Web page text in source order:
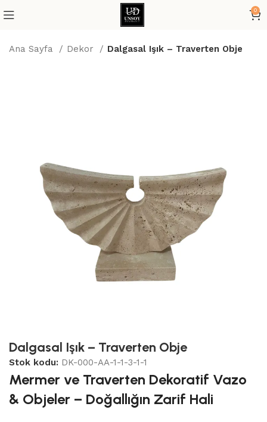
0
Ana Sayfa Dekor Dalgasal Işık – Traverten Obje
Dalgasal Işık – Traverten Obje
Stok kodu: DK-000-AA-1-1-3-1-1
Mermer ve Traverten Dekoratif Vazo
& Objeler – Doğallığın Zarif Hali